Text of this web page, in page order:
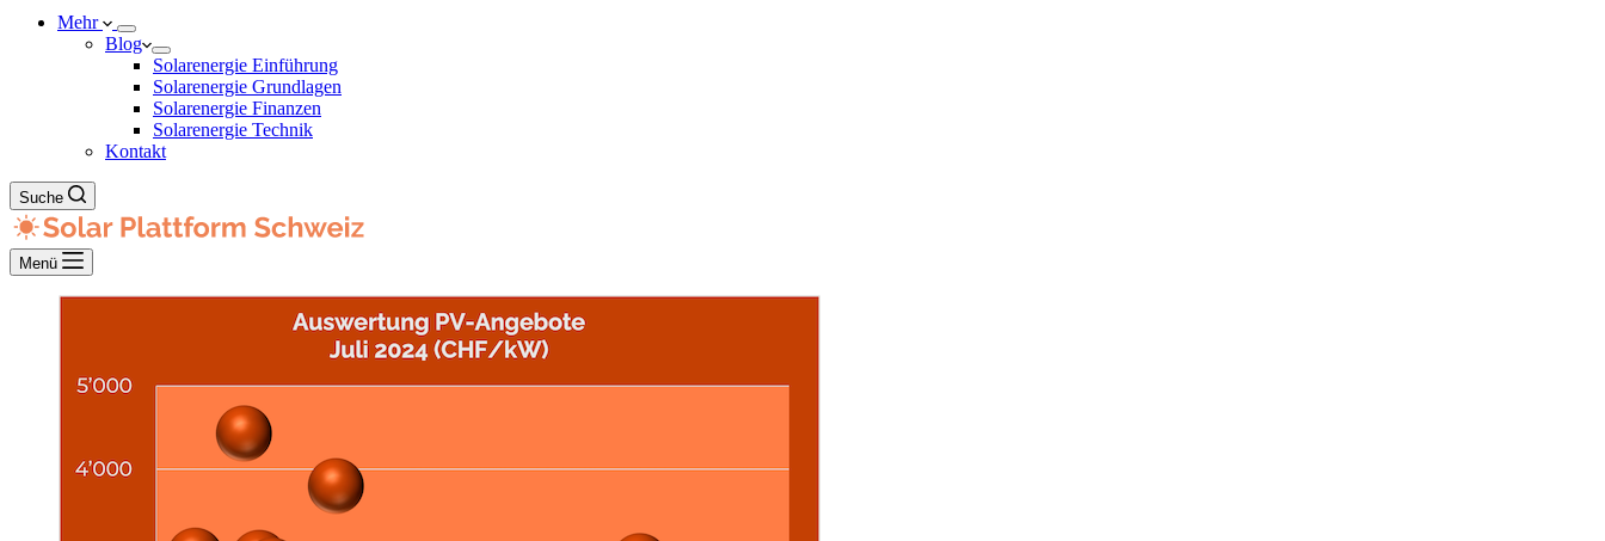
Mehr
Blog
Solarenergie Einführung
Solarenergie Grundlagen
Solarenergie Finanzen
Solarenergie Technik
Kontakt
Suche
Menü